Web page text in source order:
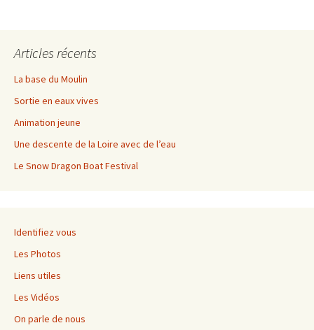
Articles récents
La base du Moulin
Sortie en eaux vives
Animation jeune
Une descente de la Loire avec de l’eau
Le Snow Dragon Boat Festival
Identifiez vous
Les Photos
Liens utiles
Les Vidéos
On parle de nous